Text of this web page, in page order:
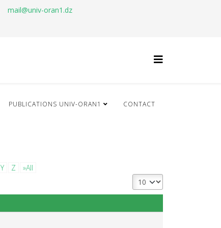
mail@univ-oran1.dz
PUBLICATIONS UNIV-ORAN1 CONTACT
Y Z
»All